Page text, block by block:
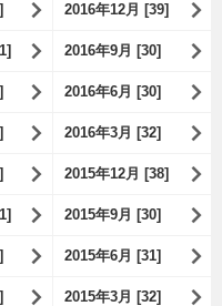
2016年12月 [39]
2016年9月 [30]
2016年6月 [30]
2016年3月 [32]
2015年12月 [38]
2015年9月 [30]
2015年6月 [31]
2015年3月 [32]